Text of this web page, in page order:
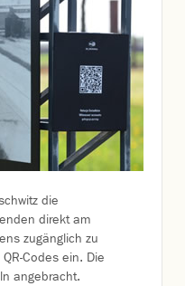
die
direkt am
zugänglich zu
Codes ein. Die
angebracht.